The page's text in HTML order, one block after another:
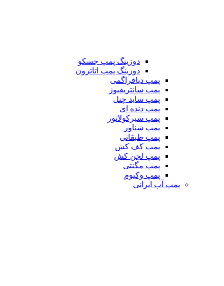
دوزینگ پمپ جسکو
دوزینگ پمپ اتاترون
پمپ دیافراگمی
پمپ سانتریفیوژ
پمپ ساید چنل
پمپ دنده ای
پمپ سیرکولاتور
پمپ شناور
پمپ طبقاتی
پمپ کف کش
پمپ لجن کش
پمپ مگنتی
پمپ وکیوم
پمپ آب ایرانی